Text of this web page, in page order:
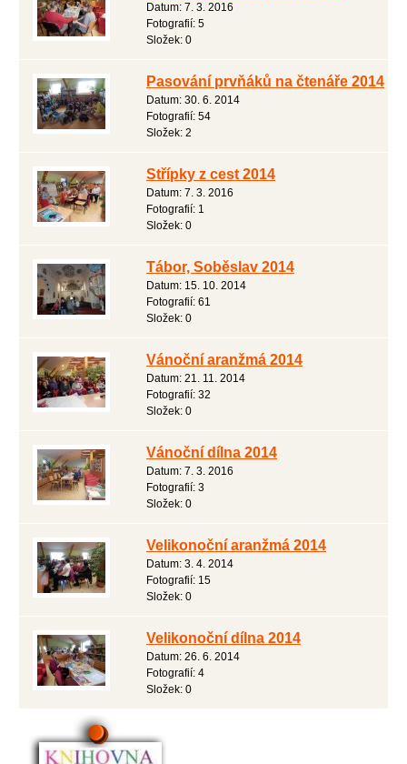
Datum: 7. 3. 2016
Fotografií: 5
Složek: 0
Pasování prvňáků na čtenáře 2014
Datum: 30. 6. 2014
Fotografií: 54
Složek: 2
Střípky z cest 2014
Datum: 7. 3. 2016
Fotografií: 1
Složek: 0
Tábor, Soběslav 2014
Datum: 15. 10. 2014
Fotografií: 61
Složek: 0
Vánoční aranžmá 2014
Datum: 21. 11. 2014
Fotografií: 32
Složek: 0
Vánoční dílna 2014
Datum: 7. 3. 2016
Fotografií: 3
Složek: 0
Velikonoční aranžmá 2014
Datum: 3. 4. 2014
Fotografií: 15
Složek: 0
Velikonoční dílna 2014
Datum: 26. 6. 2014
Fotografií: 4
Složek: 0